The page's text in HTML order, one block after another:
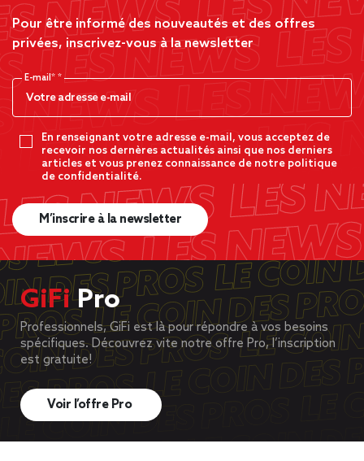
Pour être informé des nouveautés et des offres
privées, inscrivez-vous à la newsletter
E-mail*
En renseignant votre adresse e-mail, vous acceptez de
recevoir nos dernères actualités ainsi que nos derniers
articles et vous prenez connaissance de notre politique
de confidentialité.
M’inscrire à la newsletter
GiFiPro
Professionnels, GiFi est là pour répondre à vos besoins
spécifiques. Découvrez vite notre offre Pro, l’inscription
est gratuite!
Voir l’offre Pro